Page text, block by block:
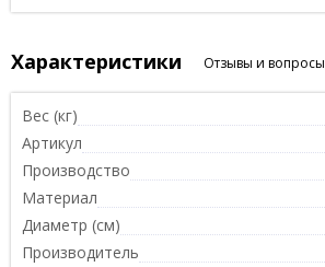
Характеристики Отзывы и вопросы
Вес (кг)
Артикул
Производство
Материал
Диаметр (см)
Производитель